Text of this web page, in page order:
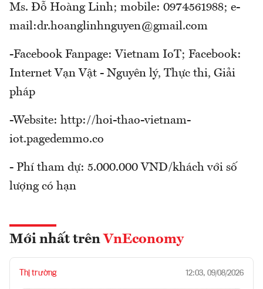
Ms. Đỗ Hoàng Linh; mobile: 0974561988; e-
mail:dr.hoanglinhnguyen@gmail.com
-Facebook Fanpage: Vietnam IoT; Facebook:
Internet Vạn Vật - Nguyên lý, Thực thi, Giải
pháp
-Website: http://hoi-thao-vietnam-
iot.pagedemmo.co
- Phí tham dự: 5.000.000 VND/khách với số
lượng có hạn
Mới nhất trên VnEconomy
Thị trường 12:03, 09/08/2026